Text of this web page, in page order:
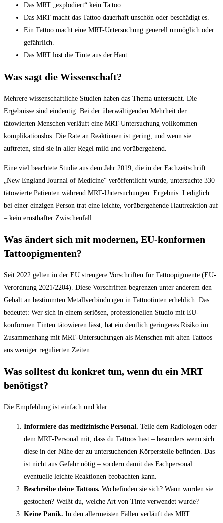
Das MRT „explodiert“ kein Tattoo.
Das MRT macht das Tattoo dauerhaft unschön oder beschädigt es.
Ein Tattoo macht eine MRT-Untersuchung generell unmöglich oder
gefährlich.
Das MRT löst die Tinte aus der Haut.
Was sagt die Wissenschaft?
Mehrere wissenschaftliche Studien haben das Thema untersucht. Die
Ergebnisse sind eindeutig: Bei der überwältigenden Mehrheit der
tätowierten Menschen verläuft eine MRT-Untersuchung vollkommen
komplikationslos. Die Rate an Reaktionen ist gering, und wenn sie
auftreten, sind sie in aller Regel mild und vorübergehend.
Eine viel beachtete Studie aus dem Jahr 2019, die in der Fachzeitschrift
„New England Journal of Medicine“ veröffentlicht wurde, untersuchte 330
tätowierte Patienten während MRT-Untersuchungen. Ergebnis: Lediglich
bei einer einzigen Person trat eine leichte, vorübergehende Hautreaktion auf
– kein ernsthafter Zwischenfall.
Was ändert sich mit modernen, EU-konformen
Tattoopigmenten?
Seit 2022 gelten in der EU strengere Vorschriften für Tattoopigmente (EU-
Verordnung 2021/2204). Diese Vorschriften begrenzen unter anderem den
Gehalt an bestimmten Metallverbindungen in Tattootinten erheblich. Das
bedeutet: Wer sich in einem seriösen, professionellen Studio mit EU-
konformen Tinten tätowieren lässt, hat ein deutlich geringeres Risiko im
Zusammenhang mit MRT-Untersuchungen als Menschen mit alten Tattoos
aus weniger regulierten Zeiten.
Was solltest du konkret tun, wenn du ein MRT
benötigst?
Die Empfehlung ist einfach und klar:
Informiere das medizinische Personal. Teile dem Radiologen oder
dem MRT-Personal mit, dass du Tattoos hast – besonders wenn sich
diese in der Nähe der zu untersuchenden Körperstelle befinden. Das
ist nicht aus Gefahr nötig – sondern damit das Fachpersonal
eventuelle leichte Reaktionen beobachten kann.
Beschreibe deine Tattoos. Wo befinden sie sich? Wann wurden sie
gestochen? Weißt du, welche Art von Tinte verwendet wurde?
Keine Panik. In den allermeisten Fällen verläuft das MRT